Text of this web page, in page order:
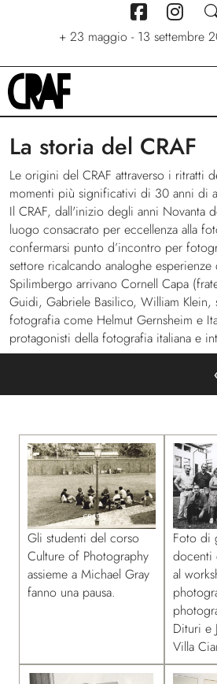
7 giugno - 6 settembre 2026
+ 23 maggio - 13 settembre
+ 24/04/2026 - 27/09/2026
La storia del CRAF
Le origini del CRAF attraverso i ritratti
momenti più significativi di 30 anni di
Il CRAF, dall'inizio degli anni Novanta
luogo consacrato per eccellenza alla
confermarsi punto d’incontro per
settore ricalcando analoghe
Spilimbergo arrivano Cornell Capa
Guidi, Gabriele Basilico, William
fotografia come Helmut Gernsheim e
protagonisti della fotografia italiana e
Gli studenti del corso
Culture of Photography
assieme a Michael Gray
fanno una pausa.
Foto di
docenti
al
Dituri e
Villa